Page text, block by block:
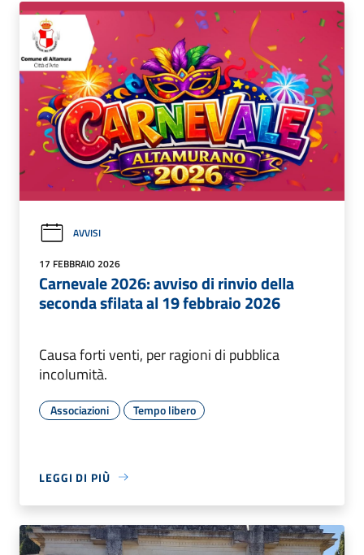
AVVISI
17 FEBBRAIO 2026
Carnevale 2026: avviso di rinvio della
seconda sfilata al 19 febbraio 2026
Causa forti venti, per ragioni di pubblica
incolumità.
Associazioni Tempo libero
LEGGI DI PIÙ